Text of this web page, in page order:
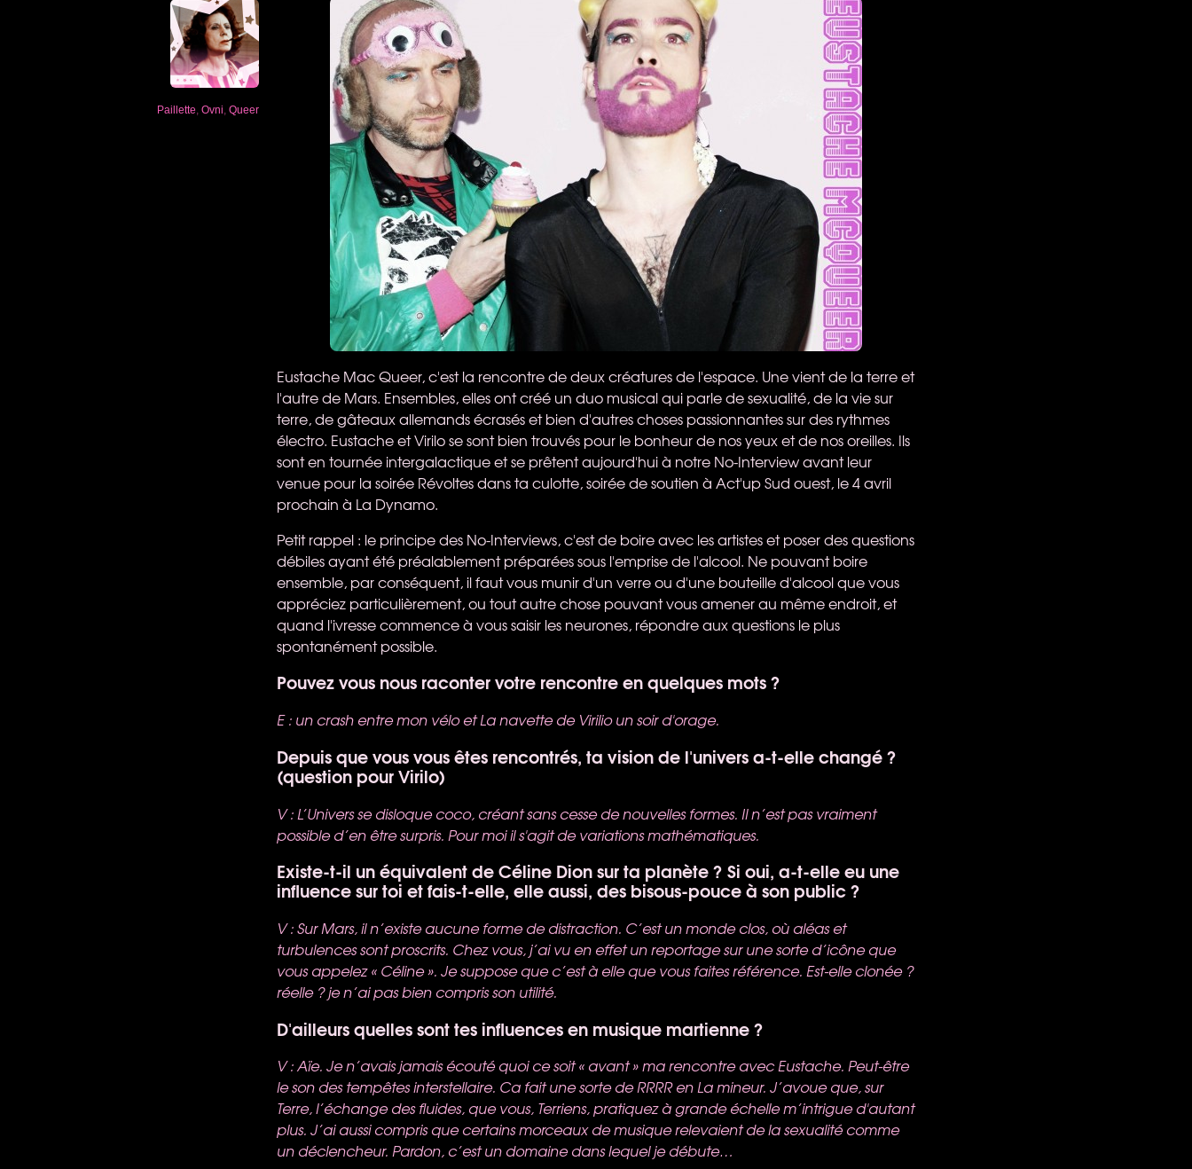
Paillette Ovni Queer
Eustache Mac Queer, c'est la rencontre de deux créatures de l'espace. Une vient de la terre et
l'autre de Mars. Ensembles, elles ont créé un duo musical qui parle de sexualité, de la vie sur
terre, de gâteaux allemands écrasés et bien d'autres choses passionnantes sur des rythmes
électro. Eustache et Virilo se sont bien trouvés pour le bonheur de nos yeux et de nos oreilles. Ils
sont en tournée intergalactique et se prêtent aujourd'hui à notre No-Interview avant leur
venue pour la soirée Révoltes dans ta culotte, soirée de soutien à Act'up Sud ouest, le 4 avril
prochain à La Dynamo.
Petit rappel : le principe des No-Interviews, c'est de boire avec les artistes et poser des questions
débiles ayant été préalablement préparées sous l'emprise de l'alcool. Ne pouvant boire
ensemble, par conséquent, il faut vous munir d'un verre ou d'une bouteille d'alcool que vous
appréciez particulièrement, ou tout autre chose pouvant vous amener au même endroit, et
quand l'ivresse commence à vous saisir les neurones, répondre aux questions le plus
spontanément possible.
Pouvez vous nous raconter votre rencontre en quelques mots ?
E : un crash entre mon vélo et La navette de Virilio un soir d'orage.
Depuis que vous vous êtes rencontrés, ta vision de l'univers a-t-elle changé ?
(question pour Virilo)
V : L’Univers se disloque coco, créant sans cesse de nouvelles formes. Il n’est pas vraiment
possible d’en être surpris. Pour moi il s'agit de variations mathématiques.
Existe-t-il un équivalent de Céline Dion sur ta planète ? Si oui, a-t-elle eu une
influence sur toi et fais-t-elle, elle aussi, des bisous-pouce à son public ?
V : Sur Mars, il n’existe aucune forme de distraction. C’est un monde clos, où aléas et
turbulences sont proscrits. Chez vous, j’ai vu en effet un reportage sur une sorte d’icône que
vous appelez « Céline ». Je suppose que c’est à elle que vous faites référence. Est-elle clonée ?
réelle ? je n’ai pas bien compris son utilité.
D'ailleurs quelles sont tes influences en musique martienne ?
V : Aïe. Je n’avais jamais écouté quoi ce soit « avant » ma rencontre avec Eustache. Peut-être
le son des tempêtes interstellaire. Ca fait une sorte deRRRRen La mineur. J’avoue que, sur
Terre, l’échange des fluides, que vous, Terriens, pratiquez à grande échelle m’intrigue d'autant
plus. J’ai aussi compris que certains morceaux de musique relevaient de la sexualité comme
un déclencheur. Pardon, c’est un domaine dans lequel je débute…